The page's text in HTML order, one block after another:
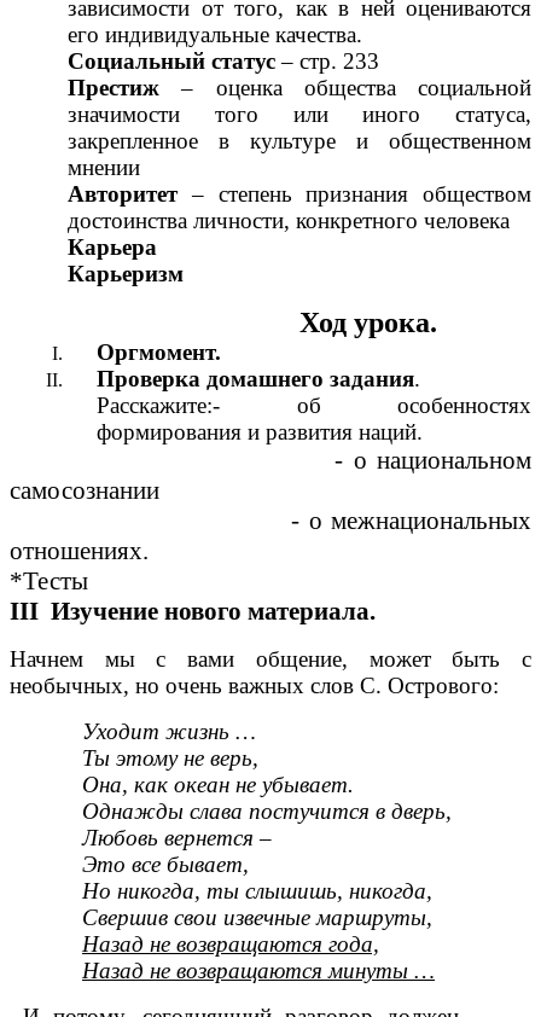
зависимости от того, как в ней оцениваются
его индивидуальные качества.
Социальный статус– стр. 233
Престиж – оценка общества социальной
значимости того или иного статуса,
закрепленное в культуре и общественном
мнении
Авторитет– степень признания обществом
достоинства личности, конкретного человека
Карьера
Карьеризм
Ход урока.
Оргмомент.
Проверка домашнего задания.
Расскажите:- об особенностях
формирования и развития наций.
- о национальном
самосознании
- о межнациональных
отношениях.
*Тесты
III Изучение нового материала.
Начнем мы с вами общение, может быть с
необычных, но очень важных слов С. Острового:
Уходит жизнь …
Ты этому не верь,
Она, как океан не убывает.
Однажды слава постучится в дверь,
Любовь вернется –
Это все бывает,
Но никогда, ты слышишь, никогда,
Свершив свои извечные маршруты,
Назад не возвращаются года,
Назад не возвращаются минуты …